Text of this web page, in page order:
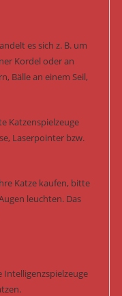
es sich z. B. um
Kordel oder an
Bälle an einem Seil,
Katzenspielzeuge
Laserpointer bzw.
Katze kaufen, bitte
leuchten. Das
Intelligenzspielzeuge